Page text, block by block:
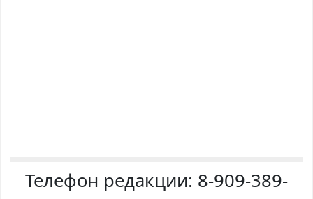
Телефон редакции: 8-909-389-